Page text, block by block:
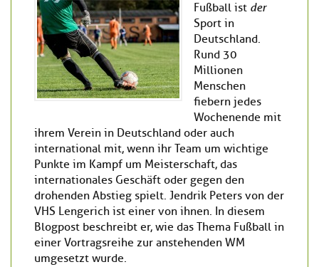
Fußball ist der
Sport in
Deutschland.
Rund 30
Millionen
Menschen
fiebern jedes
Wochenende mit
ihrem Verein in Deutschland oder auch
international mit, wenn ihr Team um wichtige
Punkte im Kampf um Meisterschaft, das
internationales Geschäft oder gegen den
drohenden Abstieg spielt. Jendrik Peters von der
VHS Lengerich ist einer von ihnen. In diesem
Blogpost beschreibt er, wie das Thema Fußball in
einer Vortragsreihe zur anstehenden WM
umgesetzt wurde.